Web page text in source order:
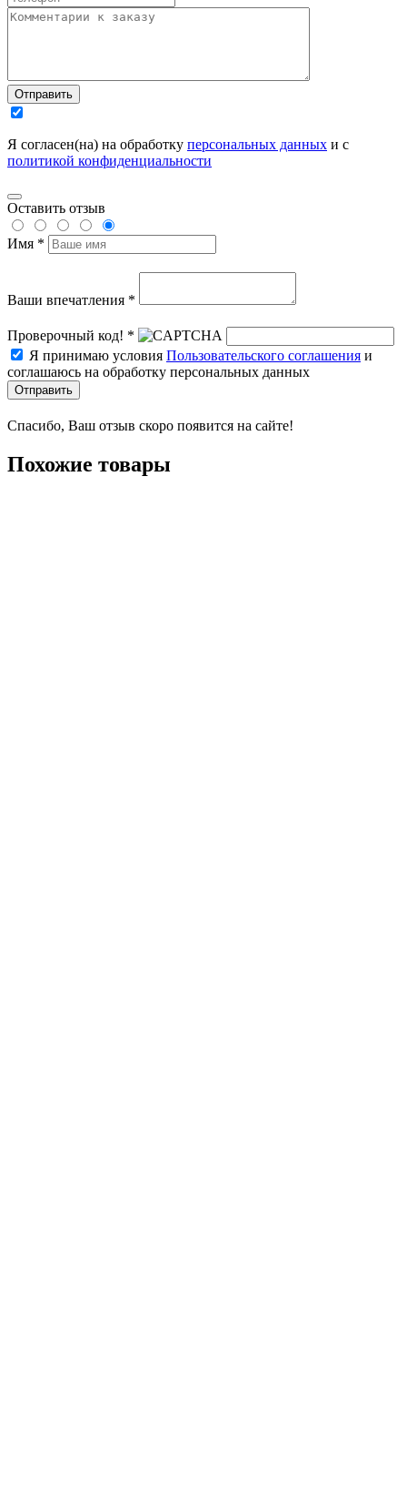
Отправить
Я согласен(на) на обработку персональных данных и с
политикой конфиденциальности
Оставить отзыв
Имя *
Ваши впечатления *
Проверочный код! *
Я принимаю условия Пользовательского соглашения и
соглашаюсь на обработку персональных данных
Отправить
Спасибо, Ваш отзыв скоро появится на сайте!
Похожие товары